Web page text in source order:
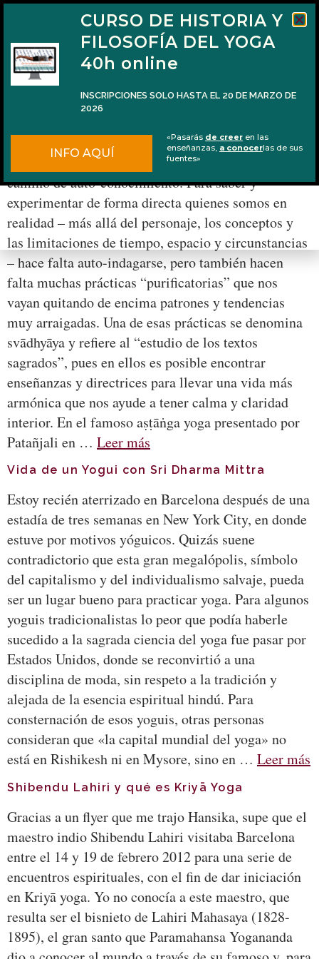
La recitación en la práctica de svādhyāya
La búsqueda espiritual no es otra cosa que un
camino de auto-conocimiento. Para saber y
experimentar de forma directa quienes somos en
realidad – más allá del personaje, los conceptos y
las limitaciones de tiempo, espacio y circunstancias
– hace falta auto-indagarse, pero también hacen
falta muchas prácticas “purificatorias” que nos
vayan quitando de encima patrones y tendencias
muy arraigadas. Una de esas prácticas se denomina
svādhyāya y refiere al “estudio de los textos
sagrados”, pues en ellos es posible encontrar
enseñanzas y directrices para llevar una vida más
armónica que nos ayude a tener calma y claridad
interior. En el famoso aṣṭāṅga yoga presentado por
Patañjali en … Leer más
Vida de un Yogui con Sri Dharma Mittra
Estoy recién aterrizado en Barcelona después de una
estadía de tres semanas en New York City, en donde
estuve por motivos yóguicos. Quizás suene
contradictorio que esta gran megalópolis, símbolo
del capitalismo y del individualismo salvaje, pueda
ser un lugar bueno para practicar yoga. Para algunos
yoguis tradicionalistas lo peor que podía haberle
sucedido a la sagrada ciencia del yoga fue pasar por
Estados Unidos, donde se reconvirtió a una
disciplina de moda, sin respeto a la tradición y
alejada de la esencia espiritual hindú. Para
consternación de esos yoguis, otras personas
consideran que «la capital mundial del yoga» no
está en Rishikesh ni en Mysore, sino en … Leer más
Shibendu Lahiri y qué es Kriyā Yoga
Gracias a un flyer que me trajo Hansika, supe que el
maestro indio Shibendu Lahiri visitaba Barcelona
entre el 14 y 19 de febrero 2012 para una serie de
encuentros espirituales, con el fin de dar iniciación
en Kriyā yoga. Yo no conocía a este maestro, que
resulta ser el bisnieto de Lahiri Mahasaya (1828-
1895), el gran santo que Paramahansa Yogananda
CURSO DE HISTORIA Y
FILOSOFÍA DEL YOGA
40h online
INSCRIPCIONES SOLO HASTA EL 20 DE MARZO DE
2026
INFO AQUÍ
«Pasarás de creer en las
enseñanzas, a conocerlas de sus
fuentes»